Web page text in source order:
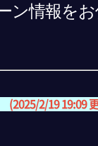
ン情報を
(2025/2/19 19:09